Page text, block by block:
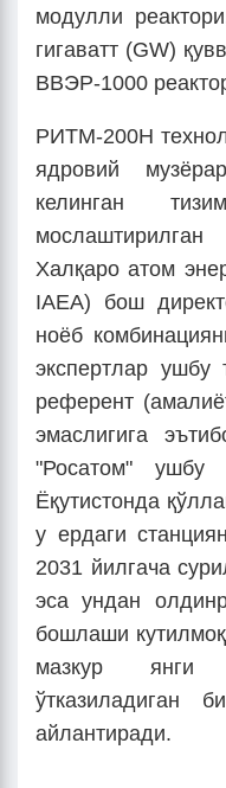
модулли
гигаватт (GW)
ВВЭР-1000
РИТМ-200Н
ядровий
келинган
Халқаро атом
IAEA) бош
ноёб
экспертлар ушбу
референт
эмаслигига
"Росатом" ушбу
Ёқутистонда
у ердаги
2031 йилгача
эса ундан
бошлаши
мазкур янги
ўтказиладиган
айлантиради.